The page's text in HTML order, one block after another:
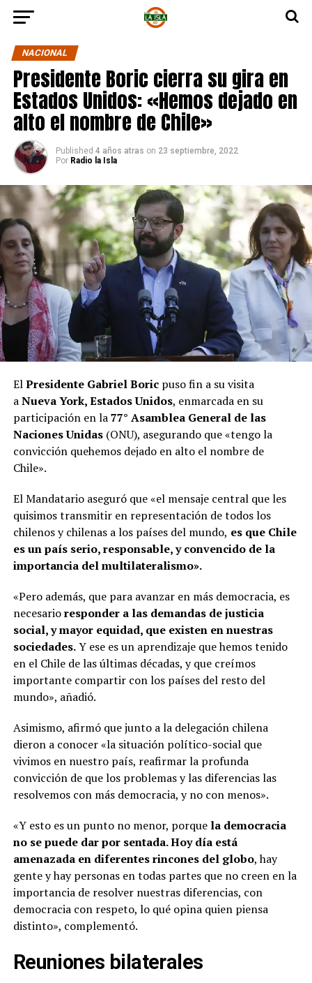
NACIONAL
Presidente Boric cierra su gira en
Estados Unidos: «Hemos dejado en
alto el nombre de Chile»
Published 4 años atras on 23 septiembre, 2022
Por Radio la Isla
ElPresidente Gabriel Boricpuso fin a su visita
aNueva York, Estados Unidos, enmarcada en su
participación en la77° Asamblea General de las
Naciones Unidas(ONU), asegurando que «tengo la
convicción quehemos dejado en alto el nombre de
Chile».
El Mandatario aseguró que «el mensaje central que les
quisimos transmitir en representación de todos los
chilenos y chilenas a los países del mundo, es que Chile
es un país serio, responsable, y convencido de la
importancia del multilateralismo».
«Pero además, que para avanzar en más democracia, es
necesarioresponder a las demandas de justicia
social, y mayor equidad, que existen en nuestras
sociedades.Y ese es un aprendizaje que hemos tenido
en el Chile de las últimas décadas, y que creímos
importante compartir con los países del resto del
mundo», añadió.
Asimismo, afirmó que junto a la delegación chilena
dieron a conocer «la situación político-social que
vivimos en nuestro país, reafirmar la profunda
convicción de que los problemas y las diferencias las
resolvemos con más democracia, y no con menos».
«Y esto es un punto no menor, porque la democracia
no se puede dar por sentada. Hoy día está
amenazada en diferentes rincones del globo, hay
gente y hay personas en todas partes que no creen en la
importancia de resolver nuestras diferencias, con
democracia con respeto, lo qué opina quien piensa
distinto», complementó.
Reuniones bilaterales